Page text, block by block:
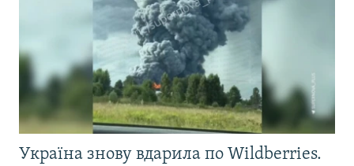
Україна знову вдарила по Wildberries.